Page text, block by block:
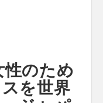
性のため
を世界